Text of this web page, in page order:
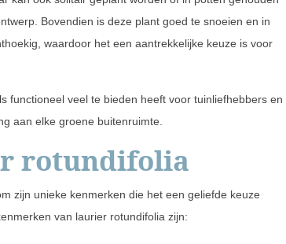
Bovendien is deze plant goed te snoeien en in
waardoor het een aantrekkelijke keuze is voor
functioneel veel te bieden heeft voor tuinliefhebbers en
aan elke groene buitenruimte.
rotundifolia
zijn unieke kenmerken die het een geliefde keuze
van laurier rotundifolia zijn: